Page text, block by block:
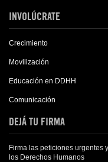
INVOLÚCRATE
Crecimiento
Movilización
Educación en DDHH
Comunicación
DEJÁ TU FIRMA
Firma las peticiones urgentes
los Derechos Humanos